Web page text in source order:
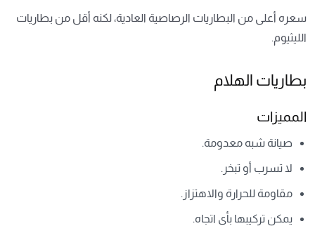
سعره أعلى من البطاريات الرصاصية العادية، لكنه أقل من بطاريات
الليثيوم.
بطاريات الهلام
المميزات
صيانة شبه معدومة.
لا تسرب أو تبخر.
مقاومة للحرارة والاهتزاز.
يمكن تركيبها بأي اتجاه.